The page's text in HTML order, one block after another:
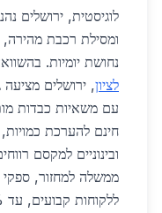
לוגיסטית, ירושלים
ומסילת רכבת
נחושת יומיות.
לציון, ירושלים מציעה
עם משאיות כבדות
חינם להערכת
ממשלה למחזור, ספקי